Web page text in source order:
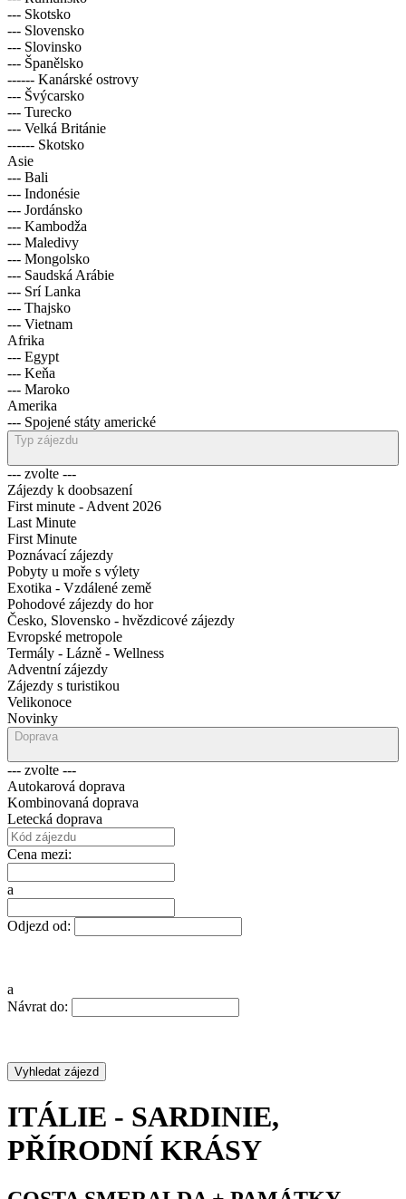
--- Skotsko
--- Slovensko
--- Slovinsko
--- Španělsko
------ Kanárské ostrovy
--- Švýcarsko
--- Turecko
--- Velká Británie
------ Skotsko
Asie
--- Bali
--- Indonésie
--- Jordánsko
--- Kambodža
--- Maledivy
--- Mongolsko
--- Saudská Arábie
--- Srí Lanka
--- Thajsko
--- Vietnam
Afrika
--- Egypt
--- Keňa
--- Maroko
Amerika
--- Spojené státy americké
Typ zájezdu
--- zvolte ---
Zájezdy k doobsazení
First minute - Advent 2026
Last Minute
First Minute
Poznávací zájezdy
Pobyty u moře s výlety
Exotika - Vzdálené země
Pohodové zájezdy do hor
Česko, Slovensko - hvězdicové zájezdy
Evropské metropole
Termály - Lázně - Wellness
Adventní zájezdy
Zájezdy s turistikou
Velikonoce
Novinky
Doprava
--- zvolte ---
Autokarová doprava
Kombinovaná doprava
Letecká doprava
Cena mezi:
a
Odjezd od:
a
Návrat do:
ITÁLIE - SARDINIE,
PŘÍRODNÍ KRÁSY